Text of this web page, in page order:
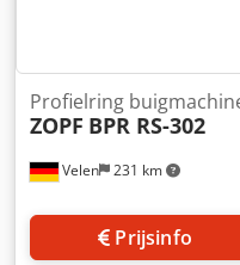
Velen 231 km
Profielring
ZOPF BPR RS-302
Prijsinfo